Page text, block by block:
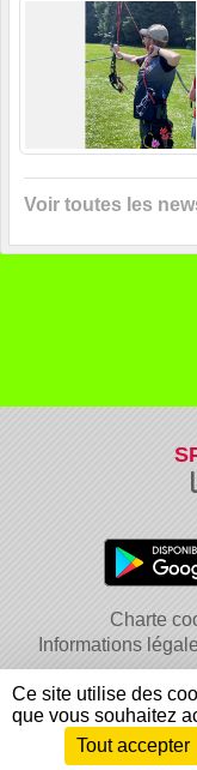
Voir toutes les
Charte
Informations
Envie de participer ?
Ce site utilise des
que vous souhaitez
Tout accepter